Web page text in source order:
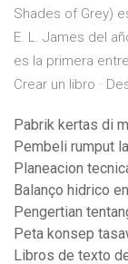
Shades of Grey)
E. L. James del
es la primera
Crear un libro ·
Pabrik kertas di
Pembeli rumput
Planeacion
Balanço hidrico
Pengertian
Peta konsep
Libros de texto